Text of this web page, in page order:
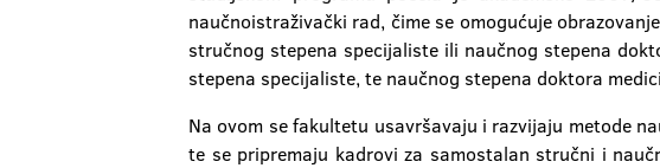
naučnoistraživački rad, čime se omogućuje
stručnog stepena specijaliste ili naučnog stepena
stepena specijaliste, te naučnog stepena doktora
Na ovom se fakultetu usavršavaju i razvijaju metode
te se pripremaju kadrovi za samostalan stručni i